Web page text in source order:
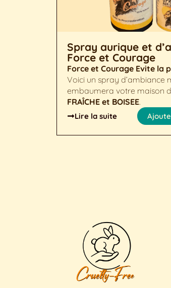
Spray aurique et
Force et Courage
Force et Courage Evite la
Voici un spray d’ambiance
embaumera votre maison
FRAÎCHE et BOISEE.
Lire la suite